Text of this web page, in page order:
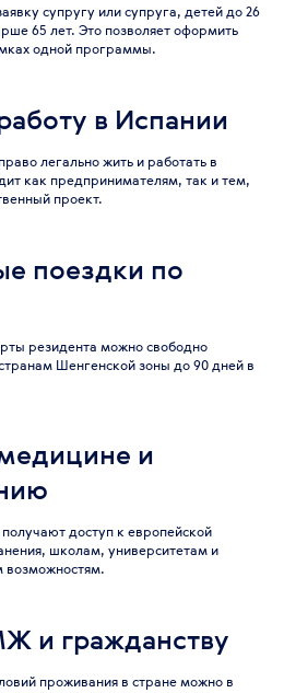
супругу или супруга, детей до 26
65 лет. Это позволяет оформить
одной программы.
в Испании
легально жить и работать в
как предпринимателям, так и тем,
проект.
поездки по
резидента можно свободно
Шенгенской зоны до 90 дней в
и
доступ к европейской
школам, университетам и
возможностям.
и гражданству
проживания в стране можно в